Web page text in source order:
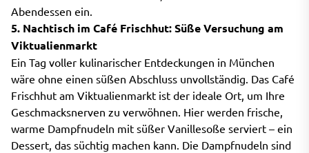
Abendessen ein.
5. Nachtisch im Café Frischhut: Süße Versuchung am
Viktualienmarkt
Ein Tag voller kulinarischer Entdeckungen in München
wäre ohne einen süßen Abschluss unvollständig. Das Café
Frischhut am Viktualienmarkt ist der ideale Ort, um Ihre
Geschmacksnerven zu verwöhnen. Hier werden frische,
warme Dampfnudeln mit süßer Vanillesoße serviert – ein
Dessert, das süchtig machen kann. Die Dampfnudeln sind